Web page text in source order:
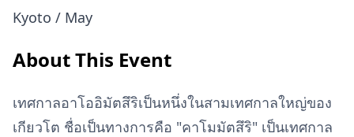
Kyoto / May
About This Event
เทศกาลอาโออิมัตสึริเป็นหนึ่งในสามเทศกาลใหญ่ของ
เกียวโต ชื่อเป็นทางการคือ "คาโมมัตสึริ" เป็นเทศกาล